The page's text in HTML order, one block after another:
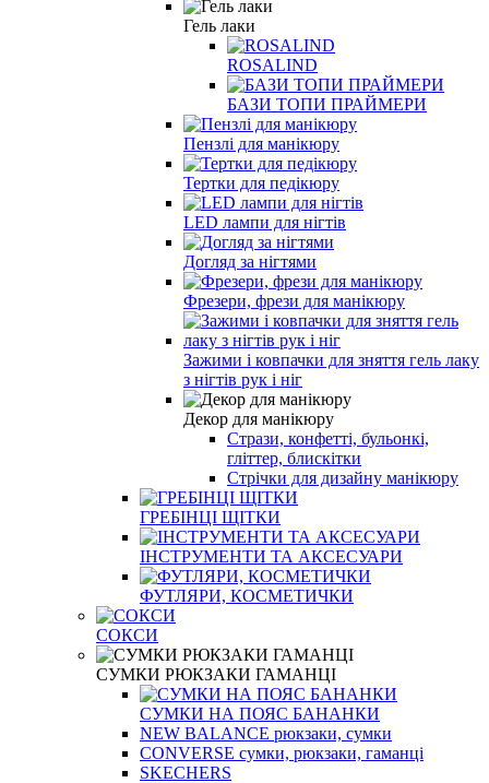
Гель лаки
ROSALIND
БАЗИ ТОПИ ПРАЙМЕРИ
Пензлі для манікюру
Тертки для педікюру
LED лампи для нігтів
Догляд за нігтями
Фрезери, фрези для манікюру
Зажими і ковпачки для зняття гель лаку
з нігтів рук і ніг
Декор для манікюру
Стрази, конфетті, бульонкі,
гліттер, блискітки
Стрічки для дизайну манікюру
ГРЕБІНЦІ ЩІТКИ
ІНСТРУМЕНТИ ТА АКСЕСУАРИ
ФУТЛЯРИ, КОСМЕТИЧКИ
СОКСИ
СУМКИ РЮКЗАКИ ГАМАНЦІ
СУМКИ НА ПОЯС БАНАНКИ
NEW BALANCE рюкзаки, сумки
CONVERSE сумки, рюкзаки, гаманці
SKECHERS